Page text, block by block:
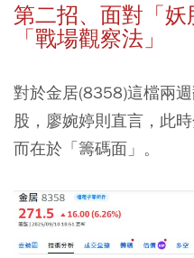
第二招、面對「
「戰場觀察法」
對於金居(8358)這檔兩
股，廖婉婷則直言，此
而在於「籌碼面」。